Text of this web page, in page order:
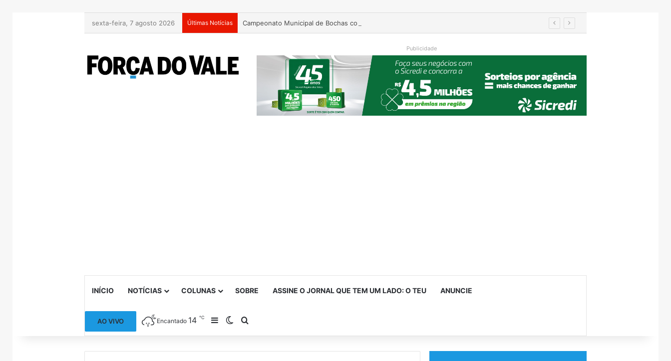
sexta-feira, 7 agosto 2026 Últimas Notícias Campeonato Municipal de Bochas começa neste fim de semana em Encantado
Publicidade
INÍCIO NOTÍCIAS COLUNAS SOBRE ASSINE O JORNAL QUE TEM UM LADO: O TEU ANUNCIE
AO VIVO Encantado 14℃ Barra Lateral
Switch skin